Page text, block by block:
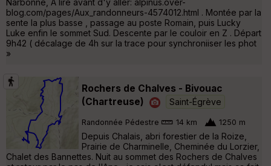
Narbonne, A lire avant d'y aller: alpinus.over-
blog.com/pages/Aux_randonneurs-4574012.html . Montée par la
sente la plus basse , passage au poste Romain, puis Lucky
Luke enfin le sommet Sud. Descente par le couloir en Z . Départ
9h42 ( décalage de 4h sur la trace pour synchroniiser les phot
»
Rochers de Chalves - Bivouac
(Chartreuse)
Saint-Égrève
Randonnée Pédestre 14 km 1250 m
Depuis Chalais, abri forestier de la Roize,
Prairie de Charminelle, Cheminée du Lorzier,
Chalet des Bannettes. Nuit au sommet des Rochers de Chalves